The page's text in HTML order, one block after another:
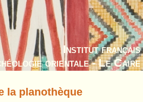
Institut français
orientale - Le Caire
la planothèque